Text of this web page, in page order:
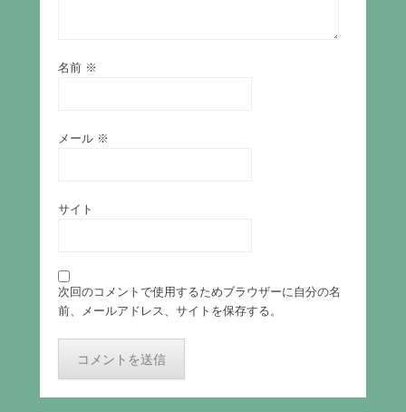
名前 ※
メール ※
サイト
次回のコメントで使用するためブラウザーに自分の名
前、メールアドレス、サイトを保存する。